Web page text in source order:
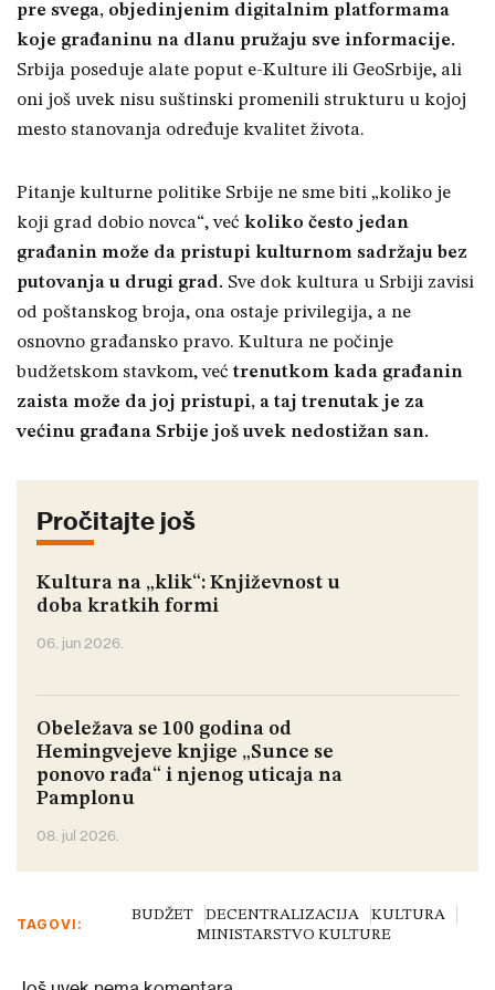
pre svega, objedinjenim digitalnim platformama
koje građaninu na dlanu pružaju sve informacije.
Srbija poseduje alate poput e-Kulture ili GeoSrbije, ali
oni još uvek nisu suštinski promenili strukturu u kojoj
mesto stanovanja određuje kvalitet života.
Pitanje kulturne politike Srbije ne sme biti „koliko je
koji grad dobio novca“, već koliko često jedan
građanin može da pristupi kulturnom sadržaju bez
putovanja u drugi grad. Sve dok kultura u Srbiji zavisi
od poštanskog broja, ona ostaje privilegija, a ne
osnovno građansko pravo. Kultura ne počinje
budžetskom stavkom, već trenutkom kada građanin
zaista može da joj pristupi, a taj trenutak je za
većinu građana Srbije još uvek nedostižan san.
Pročitajte još
Kultura na „klik“: Književnost u
doba kratkih formi
06. jun 2026.
Obeležava se 100 godina od
Hemingvejeve knjige „Sunce se
ponovo rađa“ i njenog uticaja na
Pamplonu
08. jul 2026.
TAGOVI:
BUDŽET DECENTRALIZACIJA
KULTURA
MINISTARSTVO KULTURE